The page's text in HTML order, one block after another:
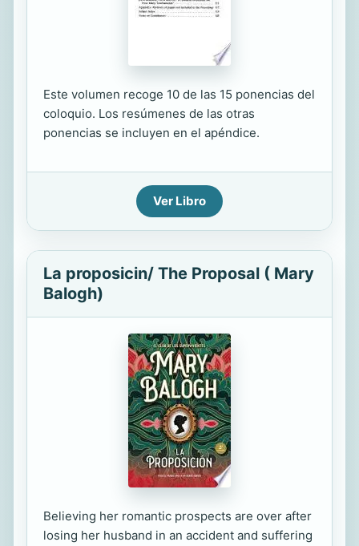
Este volumen recoge 10 de las 15 ponencias del
coloquio. Los resúmenes de las otras
ponencias se incluyen en el apéndice.
Ver Libro
La proposicin/ The Proposal ( Mary
Balogh)
Believing her romantic prospects are over after
losing her husband in an accident and suffering